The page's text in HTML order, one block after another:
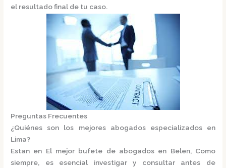
el resultado final de tu caso.
Preguntas Frecuentes
¿Quiénes son los mejores abogados especializados en
Lima?
Estan en El mejor bufete de abogados en Belen, Como
siempre, es esencial investigar y consultar antes de